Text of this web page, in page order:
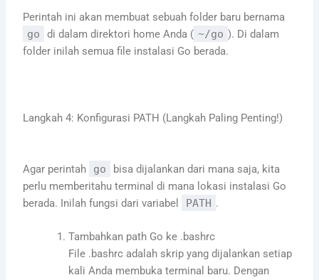
Perintah ini akan membuat sebuah folder baru bernama
go di dalam direktori home Anda ( ~/go ). Di dalam
folder inilah semua file instalasi Go berada.
Langkah 4: Konfigurasi PATH (Langkah Paling Penting!)
Agar perintah go
bisa dijalankan dari mana saja, kita
perlu memberitahu terminal di mana lokasi instalasi Go
berada. Inilah fungsi dari variabel
PATH .
Tambahkan path Go ke .bashrc
File .bashrc adalah skrip yang dijalankan setiap
kali Anda membuka terminal baru. Dengan